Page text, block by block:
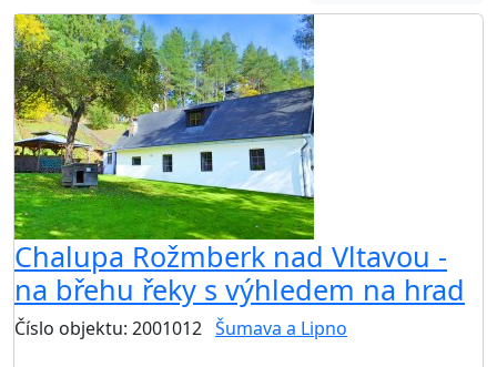
Chalupa Rožmberk nad Vltavou -
na břehu řeky s výhledem na hrad
Číslo objektu: 2001012 Šumava a Lipno